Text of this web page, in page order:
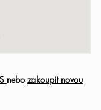
nebo zakoupit novou